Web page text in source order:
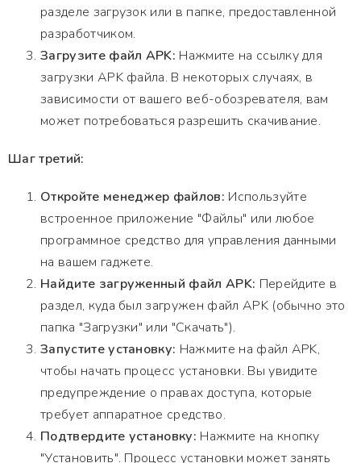
разделе загрузок или в папке, предоставленной
разработчиком.
Загрузите файл APK: Нажмите на ссылку для
загрузки APK файла. В некоторых случаях, в
зависимости от вашего веб-обозревателя, вам
может потребоваться разрешить скачивание.
Шаг третий:
Откройте менеджер файлов: Используйте
встроенное приложение "Файлы" или любое
программное средство для управления данными
на вашем гаджете.
Найдите загруженный файл APK: Перейдите в
раздел, куда был загружен файл APK (обычно это
папка "Загрузки" или "Скачать").
Запустите установку: Нажмите на файл APK,
чтобы начать процесс установки. Вы увидите
предупреждение о правах доступа, которые
требует аппаратное средство.
Подтвердите установку: Нажмите на кнопку
"Установить". Процесс установки может занять